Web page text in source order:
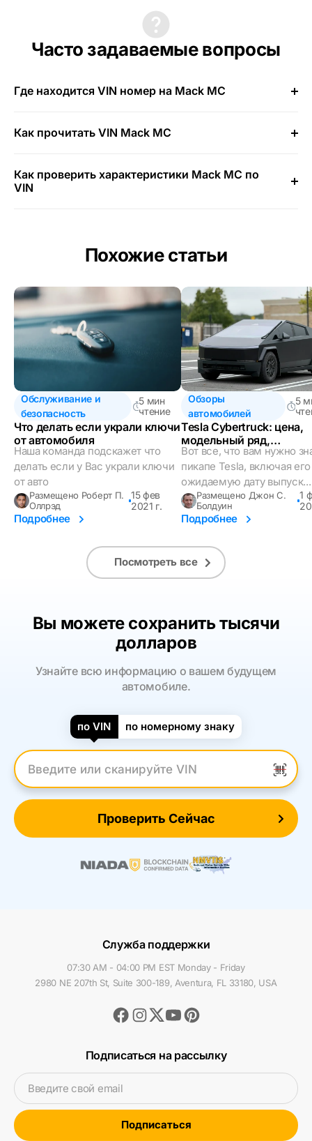
Часто задаваемые вопросы
Где находится VIN номер на Mack MC
Как прочитать VIN Mack MC
Как проверить характеристики Mack MC по
VIN
Похожие статьи
Обслуживание и
безопасность
5 мин
чтение
Что делать если украли ключи
от автомобиля
Наша команда подскажет что
делать если у Вас украли ключи
от авто
Размещено Роберт П.
Оллрэд
15 фев
2021 г.
Подробнее
Обзоры
автомобилей
5
Tesla Cybertruck: цена,
модельный ряд,
грузоподъемность и
другое
Вот все, что вам нужно
пикапе Tesla, включая его
ожидаемую дату выпуск...
Размещено Джон С.
Болдуин
1
Подробнее
Посмотреть все
Вы можете сохранить тысячи
долларов
Узнайте всю информацию о вашем будущем
автомобиле.
по VIN по номерному знаку
Введите VIN
Проверить Сейчас
Служба поддержки
07:30 AM - 04:00 PM EST Monday - Friday
2980 NE 207th St, Suite 300-189, Aventura, FL 33180, USA
Facebook
Instagram
TwitterYoutubePinterest
Подписаться на рассылку
Введите свой email
Подписаться